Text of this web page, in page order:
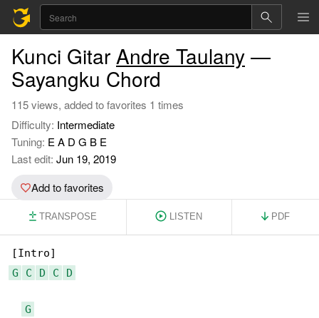
Kunci Gitar Andre Taulany —
Sayangku Chord
115 views, added to favorites 1 times
Difficulty: Intermediate
Tuning: E A D G B E
Last edit: Jun 19, 2019
Add to favorites
TRANSPOSE LISTEN PDF
G
C D C D
G